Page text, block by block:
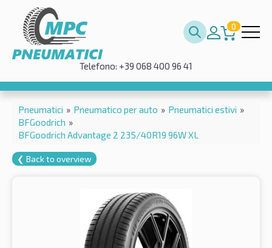
0
Telefono: +39 068 400 96 41
Pneumatici » Pneumatico per auto » Pneumatici estivi »
BFGoodrich »
BFGoodrich Advantage 2 235/40R19 96W XL
❮ Back to overview